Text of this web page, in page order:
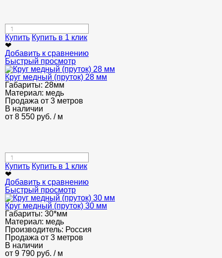
Купить Купить в 1 клик
❤
Добавить к сравнению
Быстрый просмотр
Круг медный (пруток) 28 мм
Габариты: 28мм
Материал: медь
Продажа от 3 метров
В наличии
от 8 550 руб. / м
Купить Купить в 1 клик
❤
Добавить к сравнению
Быстрый просмотр
Круг медный (пруток) 30 мм
Габариты: 30*мм
Материал: медь
Производитель: Россия
Продажа от 3 метров
В наличии
от 9 790 руб. / м